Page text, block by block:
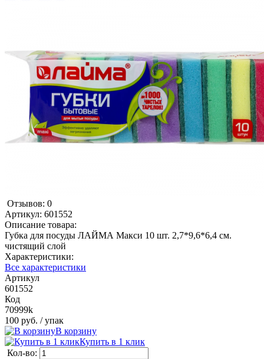
Отзывов: 0
Артикул: 601552
Описание товара:
Губка для посуды ЛАЙМА Макси 10 шт. 2,7*9,6*6,4 см.
чистящий слой
Характеристики:
Все характеристики
Артикул
601552
Код
70999k
100 руб. / упак
В корзину
Купить в 1 клик
Кол-во: